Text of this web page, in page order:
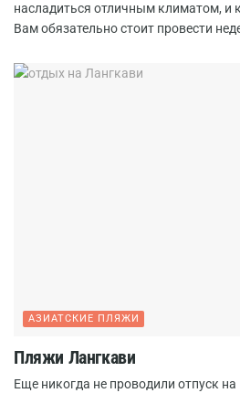
насладиться отличным климатом, и
Вам обязательно стоит провести
АЗИАТСКИЕ ПЛЯЖИ
Пляжи Лангкави
Еще никогда не проводили отпуск